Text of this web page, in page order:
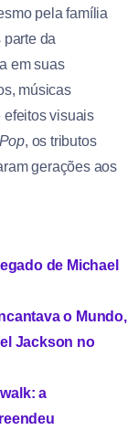
pela família
da
em suas
músicas
efeitos visuais
, os tributos
gerações aos
de Michael
o Mundo,
Jackson no
a